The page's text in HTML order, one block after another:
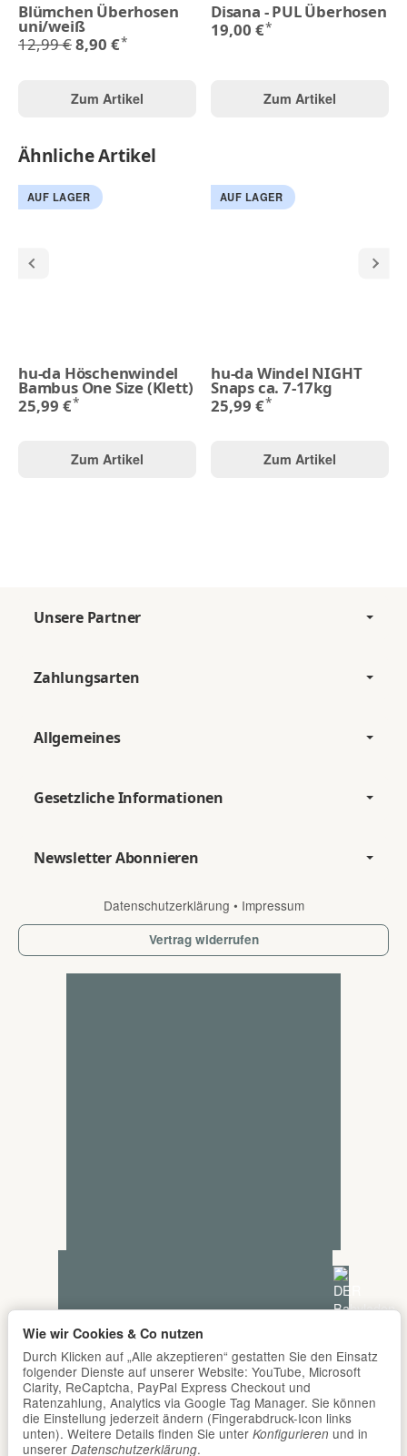
Blümchen Überhosen
uni/weiß
12,99 €8,90 €*
Zum Artikel
Disana - PUL Überhosen
19,00 €*
Zum Artikel
Ähnliche Artikel
AUF LAGER
hu-da Höschenwindel
Bambus One Size (Klett)
25,99 €*
Zum Artikel
AUF LAGER
hu-da Windel NIGHT
Snaps ca. 7-17kg
25,99 €*
Zum Artikel
Unsere Partner
Zahlungsarten
Allgemeines
Gesetzliche Informationen
Newsletter Abonnieren
Datenschutzerklärung • Impressum
Vertrag widerrufen
Wie wir Cookies & Co nutzen
Durch Klicken auf „Alle akzeptieren“ gestatten Sie den Einsatz
folgender Dienste auf unserer Website: YouTube, Microsoft
Clarity, ReCaptcha, PayPal Express Checkout und
Ratenzahlung, Analytics via Google Tag Manager. Sie können
die Einstellung jederzeit ändern (Fingerabdruck-Icon links
unten). Weitere Details finden Sie unter Konfigurieren und in
unserer Datenschutzerklärung.